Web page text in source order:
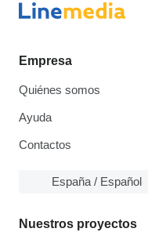
Empresa
Quiénes somos
Ayuda
Contactos
España / Español
Nuestros proyectos